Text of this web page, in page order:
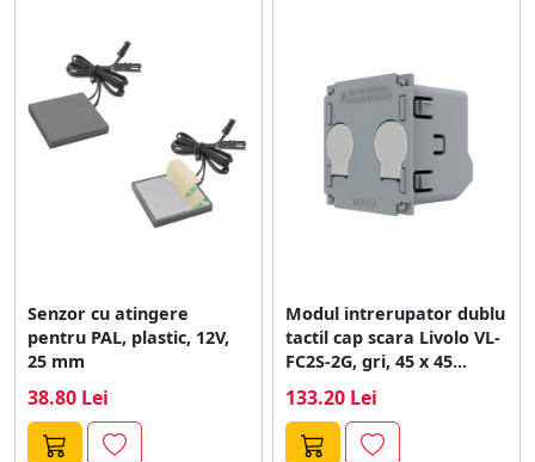
Senzor cu atingere
pentru PAL, plastic, 12V,
25 mm
38.80 Lei
Modul intrerupator dublu
tactil cap scara Livolo VL-
FC2S-2G, gri, 45 x 45...
133.20 Lei